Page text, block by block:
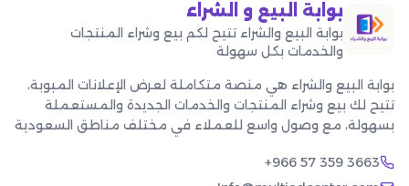
بوابة البيع و الشراء
بوابة البيع والشراء تتيح لكم بيع وشراء المنتجات
والخدمات بكل سهولة
بوابة البيع والشراء هي منصة متكاملة لعرض الإعلانات المبوبة،
تتيح لك بيع وشراء المنتجات والخدمات الجديدة والمستعملة
بسهولة، مع وصول واسع للعملاء في مختلف مناطق السعودية
+966 57 359 3663